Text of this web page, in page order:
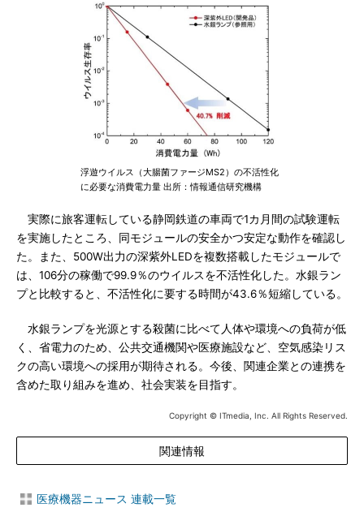
浮遊ウイルス（大腸菌ファージMS2）の不活性化
に必要な消費電力量 出所：情報通信研究機構
実際に旅客運転している静岡鉄道の車両で1カ月間の試験運転
を実施したところ、同モジュールの安全かつ安定な動作を確認し
た。また、500W出力の深紫外LEDを複数搭載したモジュールで
は、106分の稼働で99.9％のウイルスを不活性化した。水銀ラン
プと比較すると、不活性化に要する時間が43.6％短縮している。
水銀ランプを光源とする殺菌に比べて人体や環境への負荷が低
く、省電力のため、公共交通機関や医療施設など、空気感染リス
クの高い環境への採用が期待される。今後、関連企業との連携を
含めた取り組みを進め、社会実装を目指す。
Copyright © ITmedia, Inc. All Rights Reserved.
関連情報
医療機器ニュース 連載一覧